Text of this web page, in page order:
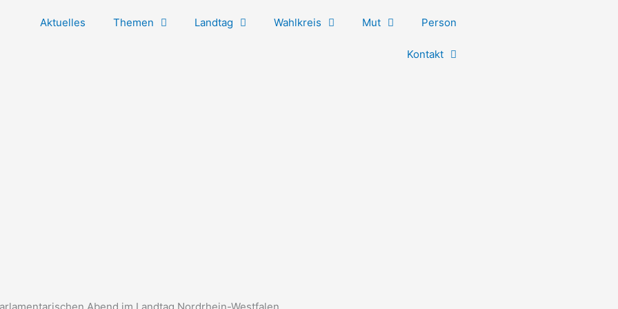
Aktuelles Themen Landtag Wahlkreis Mut Person
Kontakt